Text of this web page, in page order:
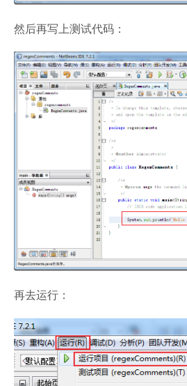
然后再写上测试代码：
再去运行：